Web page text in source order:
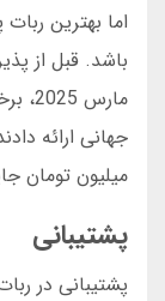
اما بهترین
باشد. قبل از
میلیون تومان
پشتیبانی
پشتیبانی در